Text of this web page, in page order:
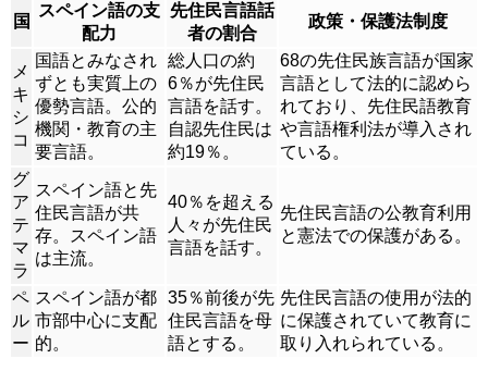
国
スペイン語の支
配力
先住民言語話
者の割合
政策・保護法制度
メ
キ
シ
コ
国語とみなされ
ずとも実質上の
優勢言語。公的
機関・教育の主
要言語。
総人口の約
6％が先住民
言語を話す。
自認先住民は
約19％。
68の先住民族言語が国家
言語として法的に認めら
れており、先住民語教育
や言語権利法が導入され
ている。
グ
ア
テ
マ
ラ
スペイン語と先
住民言語が共
存。スペイン語
は主流。
40％を超える
人々が先住民
言語を話す。
先住民言語の公教育利用
と憲法での保護がある。
ペ
ル
ー
スペイン語が都
市部中心に支配
的。
35％前後が先
住民言語を母
語とする。
先住民言語の使用が法的
に保護されていて教育に
取り入れられている。